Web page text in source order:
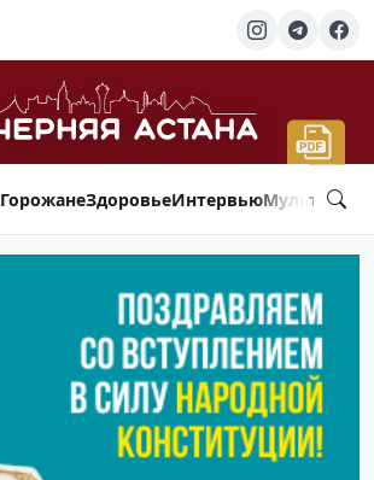
ГорожанеЗдоровьеИнтервью